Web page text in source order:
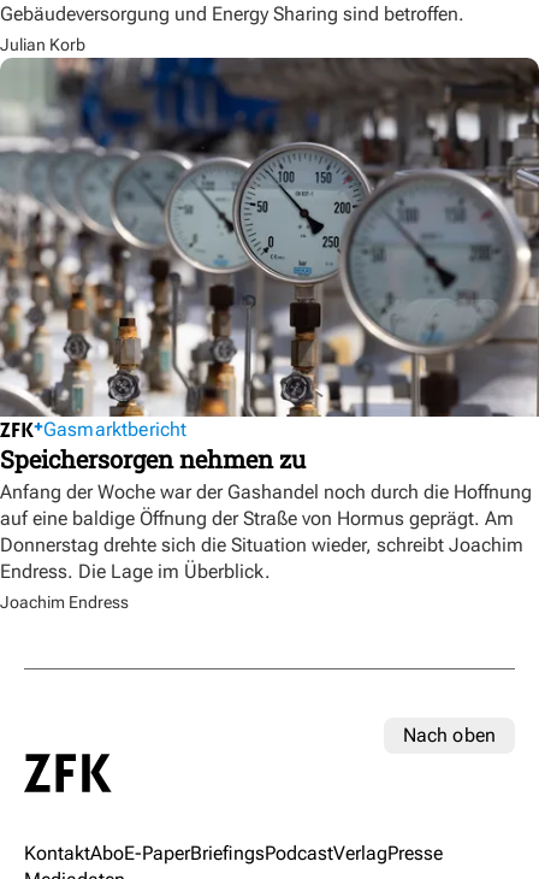
Gebäudeversorgung und Energy Sharing sind betroffen.
Julian Korb
Gasmarktbericht
Speichersorgen nehmen zu
Anfang der Woche war der Gashandel noch durch die Hoffnung
auf eine baldige Öffnung der Straße von Hormus geprägt. Am
Donnerstag drehte sich die Situation wieder, schreibt Joachim
Endress. Die Lage im Überblick.
Joachim Endress
Nach oben
KontaktAboE-PaperBriefingsPodcastVerlagPresse